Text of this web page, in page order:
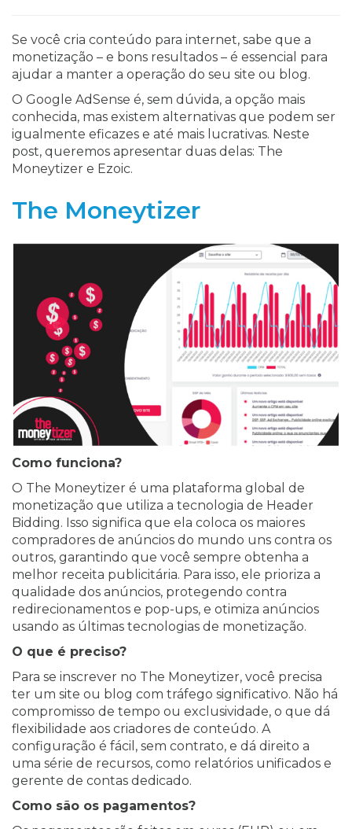
Se você cria conteúdo para internet, sabe que a
monetização – e bons resultados – é essencial para
ajudar a manter a operação do seu site ou blog.
O Google AdSense é, sem dúvida, a opção mais
conhecida, mas existem alternativas que podem ser
igualmente eficazes e até mais lucrativas. Neste
post, queremos apresentar duas delas: The
Moneytizer e Ezoic.
The Moneytizer
Como funciona?
O The Moneytizer é uma plataforma global de
monetização que utiliza a tecnologia de Header
Bidding. Isso significa que ela coloca os maiores
compradores de anúncios do mundo uns contra os
outros, garantindo que você sempre obtenha a
melhor receita publicitária. Para isso, ele prioriza a
qualidade dos anúncios, protegendo contra
redirecionamentos e pop-ups, e otimiza anúncios
usando as últimas tecnologias de monetização.
O que é preciso?
Para se inscrever no The Moneytizer, você precisa
ter um site ou blog com tráfego significativo. Não há
compromisso de tempo ou exclusividade, o que dá
flexibilidade aos criadores de conteúdo. A
configuração é fácil, sem contrato, e dá direito a
uma série de recursos, como relatórios unificados e
gerente de contas dedicado.
Como são os pagamentos?